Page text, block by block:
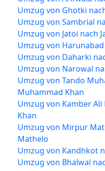
Umzug von Ghotki
Umzug von Sambrial
Umzug von Jatoi nach
Umzug von
Umzug von Daharki
Umzug von Narowal
Umzug von Tando
Muhammad Khan
Umzug von Kamber
Khan
Umzug von Mirpur
Mathelo
Umzug von Kandhkot
Umzug von Bhalwal